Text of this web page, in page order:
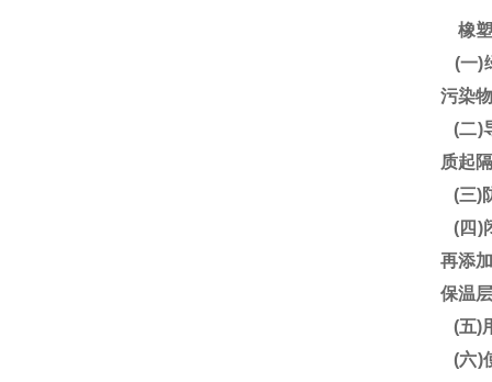
橡塑
(一)
污染
(二)
质起
(三)
(四)
再添
保温
(五)
(六)